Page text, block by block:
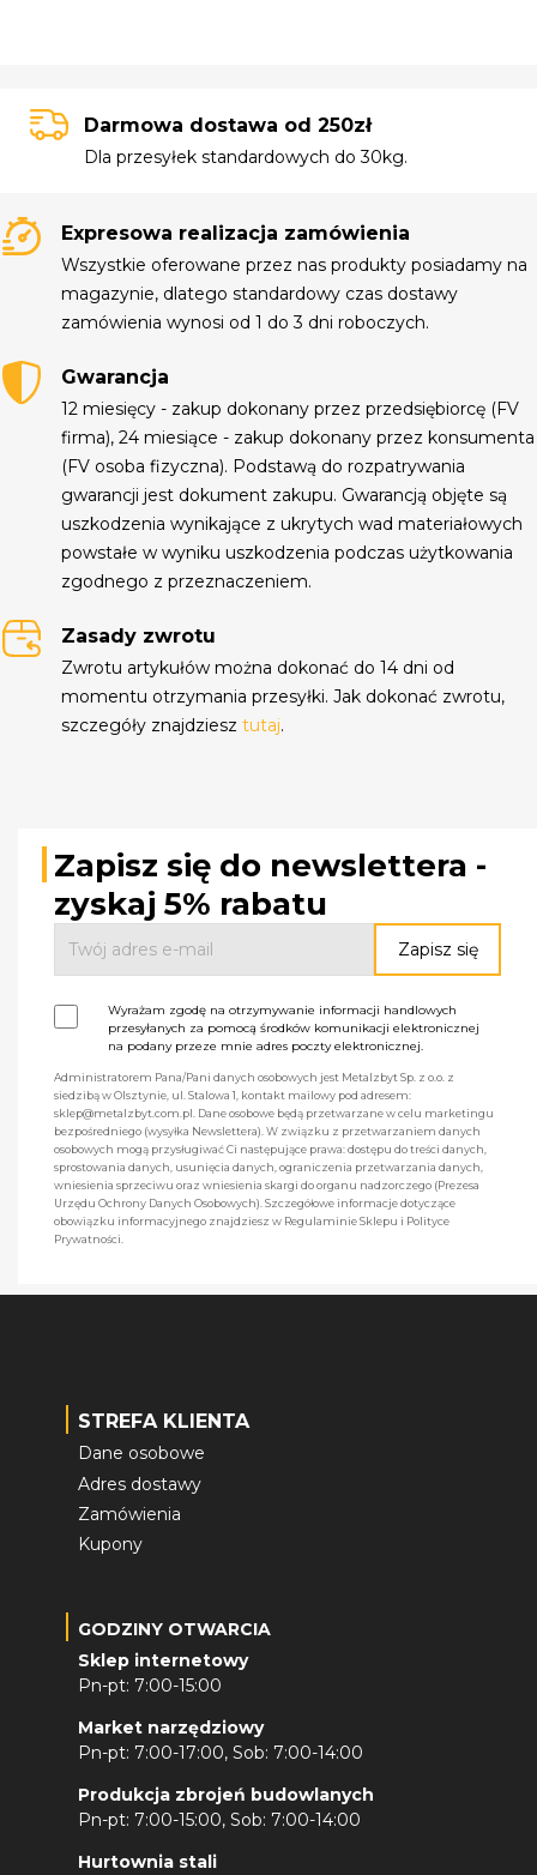
Darmowa dostawa od 250zł
Dla przesyłek standardowych do 30kg.
Expresowa realizacja zamówienia
Wszystkie oferowane przez nas produkty posiadamy na
magazynie, dlatego standardowy czas dostawy
zamówienia wynosi od 1 do 3 dni roboczych.
Gwarancja
12 miesięcy - zakup dokonany przez przedsiębiorcę (FV
firma), 24 miesiące - zakup dokonany przez konsumenta
(FV osoba fizyczna). Podstawą do rozpatrywania
gwarancji jest dokument zakupu. Gwarancją objęte są
uszkodzenia wynikające z ukrytych wad materiałowych
powstałe w wyniku uszkodzenia podczas użytkowania
zgodnego z przeznaczeniem.
Zasady zwrotu
Zwrotu artykułów można dokonać do 14 dni od
momentu otrzymania przesyłki. Jak dokonać zwrotu,
szczegóły znajdziesztutaj.
Zapisz się do newslettera -
zyskaj 5% rabatu
Wyrażam zgodę na otrzymywanie informacji handlowych
przesyłanych za pomocą środków komunikacji elektronicznej
na podany przeze mnie adres poczty elektronicznej.
Administratorem Pana/Pani danych osobowych jest Metalzbyt Sp. z o.o. z
siedzibą w Olsztynie, ul. Stalowa 1, kontakt mailowy pod adresem:
sklep@metalzbyt.com.pl. Dane osobowe będą przetwarzane w celu marketingu
bezpośredniego (wysyłka Newslettera). W związku z przetwarzaniem danych
osobowych mogą przysługiwać Ci następujące prawa: dostępu do treści danych,
sprostowania danych, usunięcia danych, ograniczenia przetwarzania danych,
wniesienia sprzeciwu oraz wniesienia skargi do organu nadzorczego (Prezesa
Urzędu Ochrony Danych Osobowych). Szczegółowe informacje dotyczące
obowiązku informacyjnego znajdziesz w Regulaminie Sklepu i Polityce
Prywatności.
STREFA KLIENTA
Dane osobowe
Adres dostawy
Zamówienia
Kupony
GODZINY OTWARCIA
Sklep internetowy
Pn-pt: 7:00-15:00
Market narzędziowy
Pn-pt: 7:00-17:00, Sob: 7:00-14:00
Produkcja zbrojeń budowlanych
Pn-pt: 7:00-15:00, Sob: 7:00-14:00
Hurtownia stali